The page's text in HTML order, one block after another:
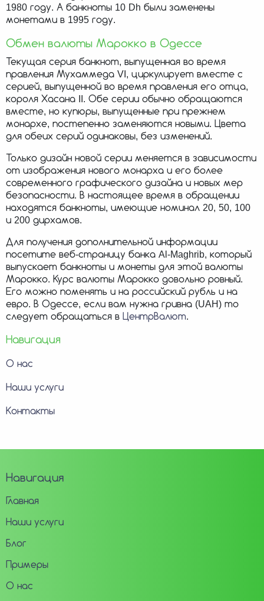
1980 году. А банкноты 10 Dh были заменены
монетами в 1995 году.
Обмен валюты Марокко в Одессе
Текущая серия банкнот, выпущенная во время
правления Мухаммеда VI, циркулирует вместе с
серией, выпущенной во время правления его отца,
короля Хасана II. Обе серии обычно обращаются
вместе, но купюры, выпущенные при прежнем
монархе, постепенно заменяются новыми. Цвета
для обеих серий одинаковы, без изменений.
Только дизайн новой серии меняется в зависимости
от изображения нового монарха и его более
современного графического дизайна и новых мер
безопасности. В настоящее время в обращении
находятся банкноты, имеющие номинал 20, 50, 100
и 200 дирхамов.
Для получения дополнительной информации
посетите веб-страницу банка Al-Maghrib, который
выпускает банкноты и монеты для этой валюты
Марокко. Курс валюты Марокко довольно ровный.
Его можно поменять и на российский рубль и на
евро. В Одессе, если вам нужна гривна (UAH) то
следует обращаться в ЦентрВалют.
Навигация
О нас
Наши услуги
Контакты
Навигация
Главная
Наши услуги
Блог
Примеры
О нас